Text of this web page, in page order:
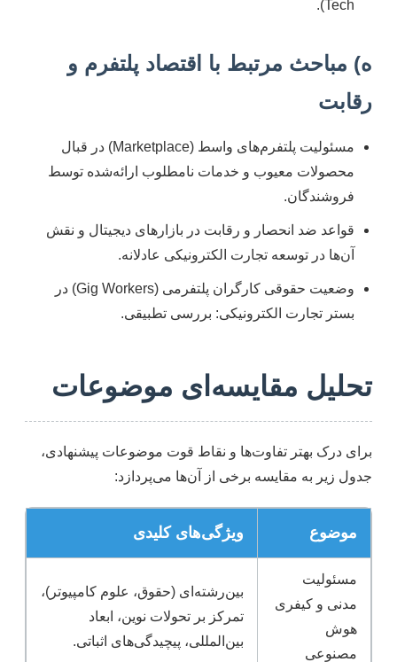
Tech).
ه) مباحث مرتبط با اقتصاد پلتفرم و
رقابت
مسئولیت پلتفرم‌های واسط (Marketplace) در قبال
محصولات معیوب و خدمات نامطلوب ارائه‌شده توسط
فروشندگان.
قواعد ضد انحصار و رقابت در بازارهای دیجیتال و نقش
آن‌ها در توسعه تجارت الکترونیکی عادلانه.
وضعیت حقوقی کارگران پلتفرمی (Gig Workers) در
بستر تجارت الکترونیکی: بررسی تطبیقی.
تحلیل مقایسه‌ای موضوعات
برای درک بهتر تفاوت‌ها و نقاط قوت موضوعات پیشنهادی،
جدول زیر به مقایسه برخی از آن‌ها می‌پردازد:
موضوع ویژگی‌های کلیدی
مسئولیت
مدنی و کیفری
هوش
مصنوعی
بین‌رشته‌ای (حقوق، علوم کامپیوتر)،
تمرکز بر تحولات نوین، ابعاد
بین‌المللی، پیچیدگی‌های اثباتی.